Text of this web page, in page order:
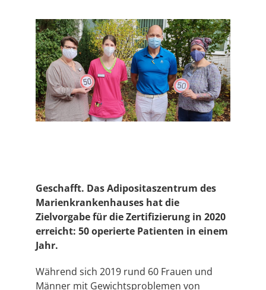
Geschafft. Das Adipositaszentrum des
Marienkrankenhauses hat die
Zielvorgabe für die Zertifizierung in 2020
erreicht: 50 operierte Patienten in einem
Jahr.
Während sich 2019 rund 60 Frauen und
Männer mit Gewichtsproblemen von